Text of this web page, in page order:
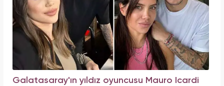
Galatasaray'ın yıldız oyuncusu Mauro Icardi